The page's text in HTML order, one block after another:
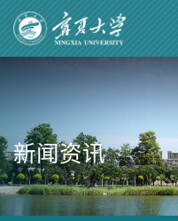
新闻资讯